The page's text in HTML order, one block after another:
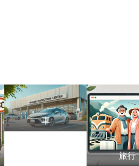
車
旅行